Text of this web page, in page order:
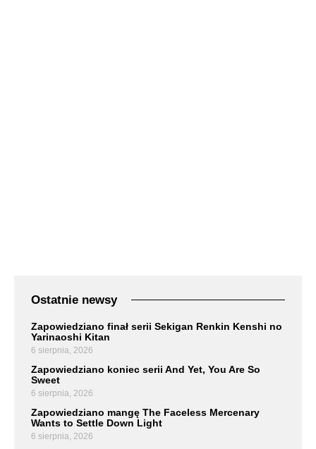
Ostatnie newsy
Zapowiedziano finał serii Sekigan Renkin Kenshi no
Yarinaoshi Kitan
6 sierpnia, 2026
Zapowiedziano koniec serii And Yet, You Are So
Sweet
6 sierpnia, 2026
Zapowiedziano mangę The Faceless Mercenary
Wants to Settle Down Light
6 sierpnia, 2026